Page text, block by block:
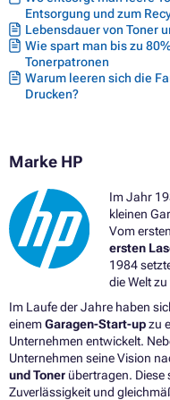
Entsorgung und zum
Lebensdauer von Toner
Wie spart man bis zu
Tonerpatronen
Warum leeren sich die
Drucken?
Marke HP
Im Jahr
kleinen
Vom
ersten
1984
die Welt
Im Laufe der Jahre haben
einemGaragen-Start-upzu
Unternehmen entwickelt.
Unternehmen seine Vision
und Toner übertragen.
Zuverlässigkeit und